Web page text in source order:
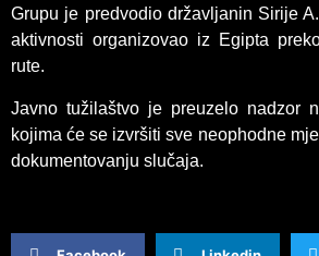
Grupu je predvodio državljanin Sirije
aktivnosti organizovao iz Egipta
rute.
Javno tužilaštvo je preuzelo nadzor
kojima će se izvršiti sve neophodne
dokumentovanju slučaja.